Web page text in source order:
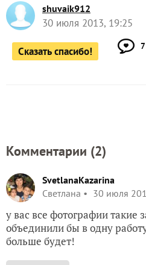
shuvaik912
30 июля 2013, 19:25
Сказать спасибо! 7
Комментарии (2)
SvetlanaKazarina
Светлана
30 июля
у вас все фотографии такие
объединили бы в одну
больше будет!